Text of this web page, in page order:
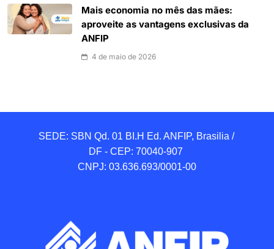
Mais economia no mês das mães:
aproveite as vantagens exclusivas da
ANFIP
4 de maio de 2026
SEDE: SBN Qd. 01 BI.H Ed. ANFIP, Brasilia /
DF - CEP: 70040-907
CNPJ: 03.636.693/0001-00